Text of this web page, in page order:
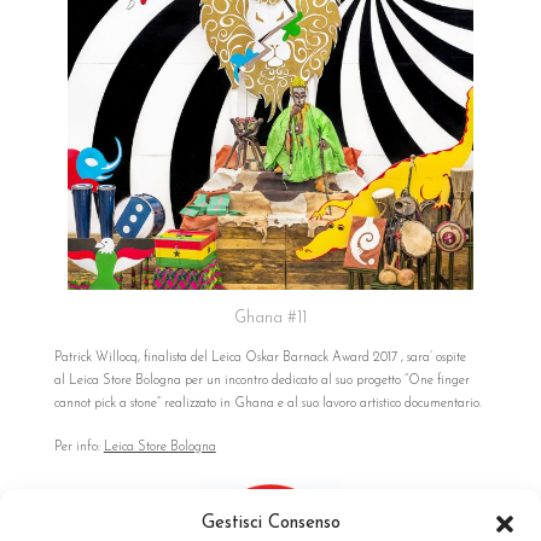
Gestisci Consenso
Ghana #11
Patrick Willocq, finalista del Leica Oskar Barnack Award 2017 , sara’ ospite
al Leica Store Bologna per un incontro dedicato al suo progetto “One finger
cannot pick a stone” realizzato in Ghana e al suo lavoro artistico documentario.
Per info: Leica Store Bologna